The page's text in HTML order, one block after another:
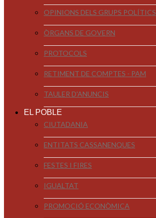
OPINIONS DELS GRUPS POLÍTICS
ÒRGANS DE GOVERN
PROTOCOLS
RETIMENT DE COMPTES - PAM
TAULER D'ANUNCIS
EL POBLE
CIUTADANIA
ENTITATS CASSANENQUES
FESTES I FIRES
IGUALTAT
PROMOCIÓ ECONÒMICA